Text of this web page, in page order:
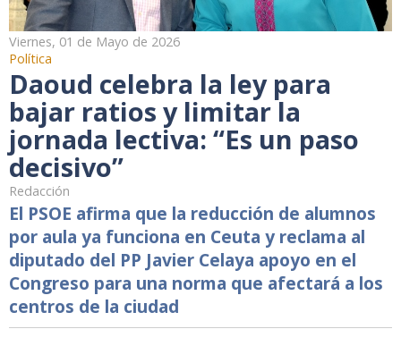
Viernes, 01 de Mayo de 2026
Política
Daoud celebra la ley para
bajar ratios y limitar la
jornada lectiva: “Es un paso
decisivo”
Redacción
El PSOE afirma que la reducción de alumnos
por aula ya funciona en Ceuta y reclama al
diputado del PP Javier Celaya apoyo en el
Congreso para una norma que afectará a los
centros de la ciudad